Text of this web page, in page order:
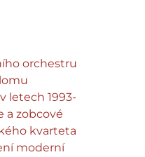
orchestru
letech 1993-
a zobcové
kvarteta
moderní